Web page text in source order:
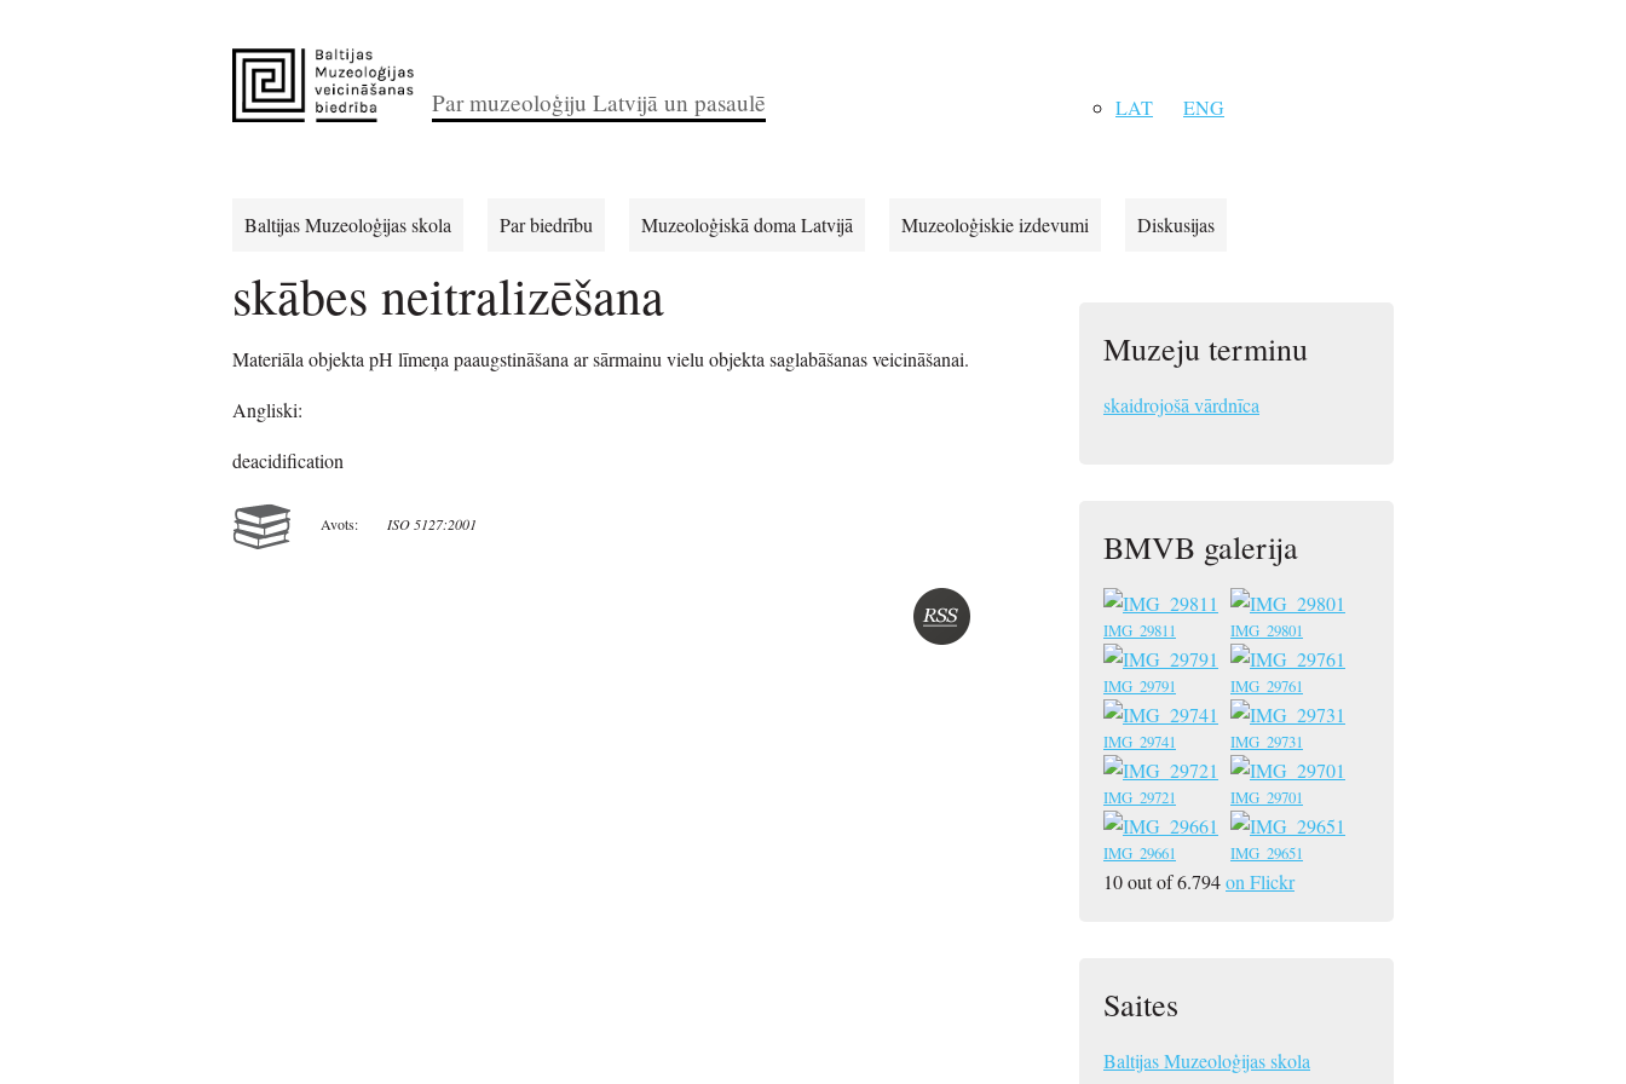
LAT ENG
Par muzeoloģiju Latvijā un pasaulē
Baltijas Muzeoloģijas skola Par biedrību Muzeoloģiskā doma Latvijā Muzeoloģiskie izdevumi Diskusijas
skābes neitralizēšana
Materiāla objekta pH līmeņa paaugstināšana ar sārmainu vielu objekta saglabāšanas veicināšanai.
Angliski:
deacidification
Avots: ISO 5127:2001
Muzeju terminu
skaidrojošā vārdnīca
BMVB galerija
IMG_29811 IMG_29801
IMG_29791 IMG_29761
IMG_29741 IMG_29731
IMG_29721 IMG_29701
IMG_29661 IMG_29651
10 out of 6.794on Flickr
Saites
Baltijas Muzeoloģijas skola